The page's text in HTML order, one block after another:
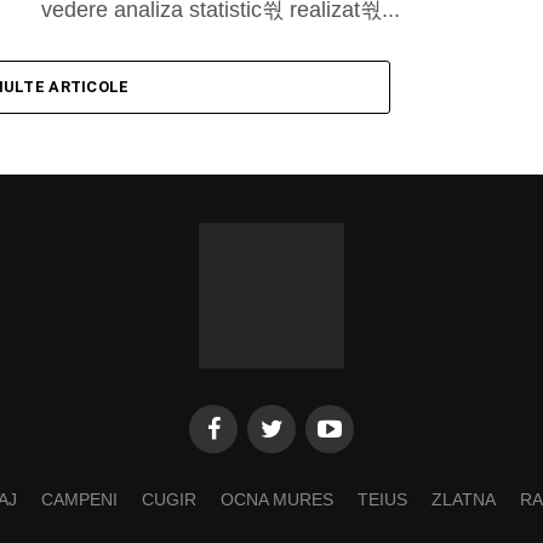
vedere analiza statistic쒃 realizat쒃...
ARTICOLE
CAMPENI CUGIR OCNA MURES TEIUS ZLATNA